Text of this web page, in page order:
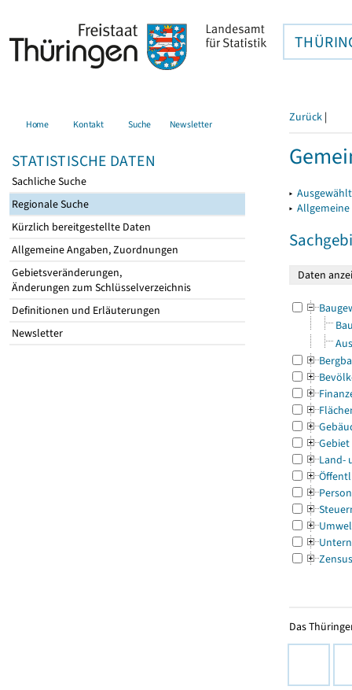
Home Kontakt Suche Newsletter
STATISTISCHE DATEN
Sachliche Suche
Regionale Suche
Kürzlich bereitgestellte Daten
Allgemeine Angaben, Zuordnungen
Gebietsveränderungen,
Änderungen zum Schlüsselverzeichnis
Definitionen und Erläuterungen
Newsletter
Zurück |
▸
▸
Gebiet
Land-
Zensus
Das